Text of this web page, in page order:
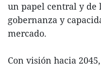
un papel central y de
gobernanza y
mercado.
Con visión hacia